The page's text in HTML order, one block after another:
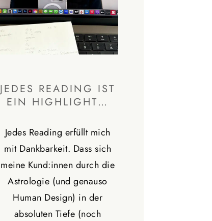
JEDES READING IST
EIN HIGHLIGHT…
Jedes Reading erfüllt mich
mit Dankbarkeit. Dass sich
meine Kund:innen durch die
Astrologie (und genauso
Human Design) in der
absoluten Tiefe (noch